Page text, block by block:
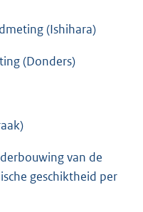
(Ishihara)
(Donders)
van de
geschiktheid per